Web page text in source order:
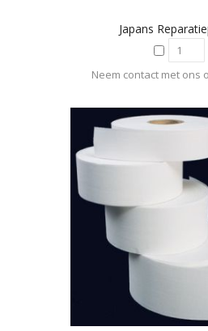
Japans
Neem contact met ons